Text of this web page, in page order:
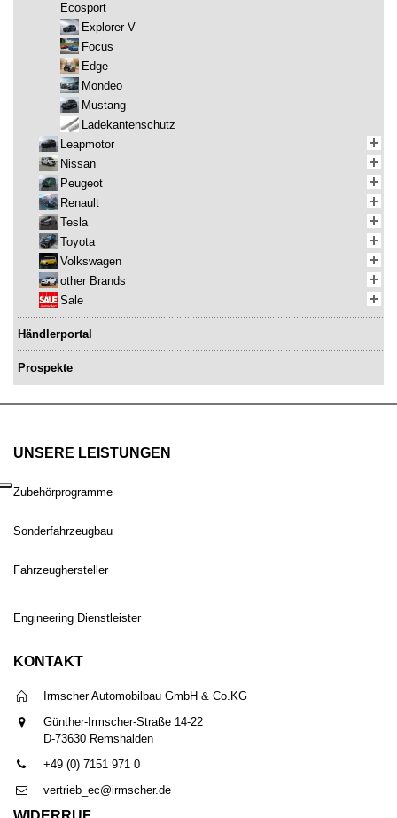
Ecosport
Explorer V
Focus
Edge
Mondeo
Mustang
Ladekantenschutz
Leapmotor
Nissan
Peugeot
Renault
Tesla
Toyota
Volkswagen
other Brands
Sale
Händlerportal
Prospekte
UNSERE LEISTUNGEN
Zubehörprogramme
Sonderfahrzeugbau
Fahrzeughersteller
Engineering Dienstleister
KONTAKT
Irmscher Automobilbau GmbH & Co.KG
Günther-Irmscher-Straße 14-22
D-73630 Remshalden
+49 (0) 7151 971 0
vertrieb_ec@irmscher.de